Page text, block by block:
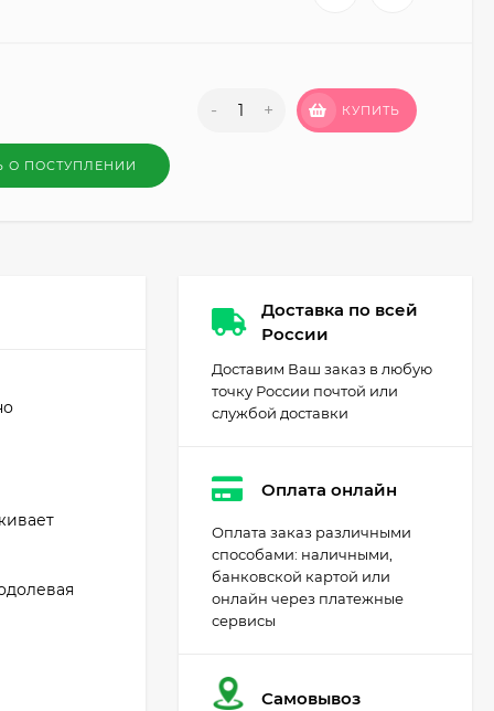
- + КУПИТЬ
О ПОСТУПЛЕНИИ
Доставка по всей
России
Доставим Ваш заказ в любую
точку России почтой или
службой доставки
Оплата онлайн
Оплата заказ различными
способами: наличными,
банковской картой или
онлайн через платежные
сервисы
Самовывоз